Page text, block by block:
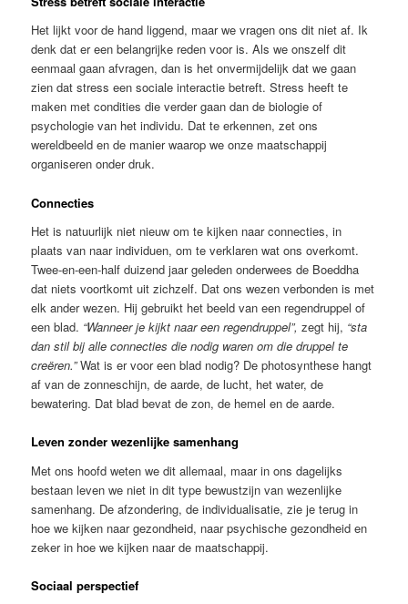
Het lijkt voor de hand liggend, maar we vragen ons dit niet af. Ik
denk dat er een belangrijke reden voor is. Als we onszelf dit
eenmaal gaan afvragen, dan is het onvermijdelijk dat we gaan
zien dat stress een sociale interactie betreft. Stress heeft te
maken met condities die verder gaan dan de biologie of
psychologie van het individu. Dat te erkennen, zet ons
wereldbeeld en de manier waarop we onze maatschappij
organiseren onder druk.
Connecties
Het is natuurlijk niet nieuw om te kijken naar connecties, in
plaats van naar individuen, om te verklaren wat ons overkomt.
Twee-en-een-half duizend jaar geleden onderwees de Boeddha
dat niets voortkomt uit zichzelf. Dat ons wezen verbonden is met
elk ander wezen. Hij gebruikt het beeld van een regendruppel of
een blad. “Wanneer je kijkt naar een regendruppel”, zegt hij, “sta
dan stil bij alle connecties die nodig waren om die druppel te
creëren.”Wat is er voor een blad nodig? De photosynthese hangt
af van de zonneschijn, de aarde, de lucht, het water, de
bewatering. Dat blad bevat de zon, de hemel en de aarde.
Leven zonder wezenlijke samenhang
Met ons hoofd weten we dit allemaal, maar in ons dagelijks
bestaan leven we niet in dit type bewustzijn van wezenlijke
samenhang. De afzondering, de individualisatie, zie je terug in
hoe we kijken naar gezondheid, naar psychische gezondheid en
zeker in hoe we kijken naar de maatschappij.
Sociaal perspectief